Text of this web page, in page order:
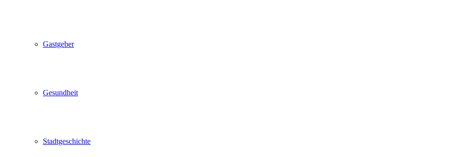
Gastgeber
Gesundheit
Stadtgeschichte